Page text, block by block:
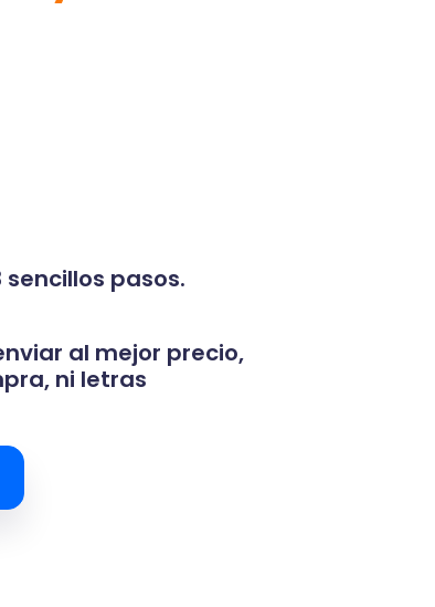
pasos.
al mejor precio,
ni letras